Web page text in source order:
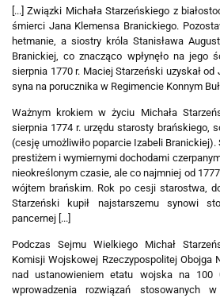
[...] Związki Michała Starzeńskiego z
śmierci Jana Klemensa Branickiego.
hetmanie, a siostry króla Stanisława
Branickiej, co znacząco wpłynęło na jego
sierpnia 1770 r. Maciej Starzeński uzyskał
syna na porucznika w Regimencie Konnym
Ważnym krokiem w życiu Michała
sierpnia 1774 r. urzędu starosty brańskiego,
(cesję umożliwiło poparcie Izabeli Branickiej).
prestiżem i wymiernymi dochodami
nieokreślonym czasie, ale co najmniej od
wójtem brańskim. Rok po cesji starostwa,
Starzeński kupił najstarszemu synowi
pancernej [...]
Podczas Sejmu Wielkiego Michał
Komisji Wojskowej Rzeczypospolitej Obojga
nad ustanowieniem etatu wojska na 100
wprowadzenia rozwiązań stosowanych